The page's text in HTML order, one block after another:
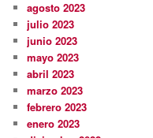
agosto 2023
julio 2023
junio 2023
mayo 2023
abril 2023
marzo 2023
febrero 2023
enero 2023